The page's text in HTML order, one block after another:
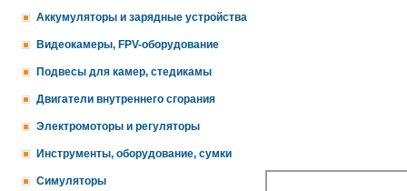
Аккумуляторы и зарядные устройства
Видеокамеры, FPV-оборудование
Подвесы для камер, стедикамы
Двигатели внутреннего сгорания
Электромоторы и регуляторы
Инструменты, оборудование, сумки
Симуляторы